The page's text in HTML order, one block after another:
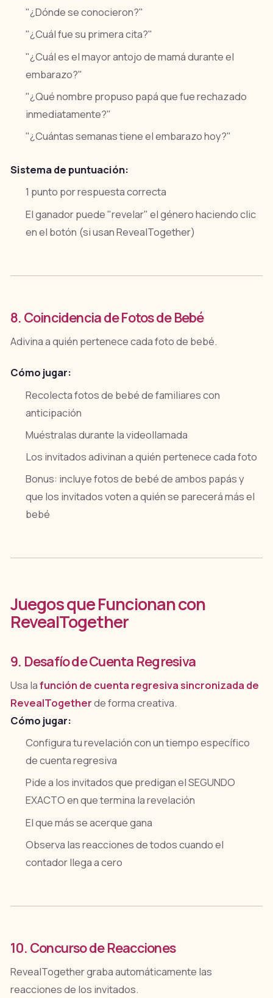
"¿Dónde se conocieron?"
"¿Cuál fue su primera cita?"
"¿Cuál es el mayor antojo de mamá durante el
embarazo?"
"¿Qué nombre propuso papá que fue rechazado
inmediatamente?"
"¿Cuántas semanas tiene el embarazo hoy?"
Sistema de puntuación:
1 punto por respuesta correcta
El ganador puede "revelar" el género haciendo clic
en el botón (si usan RevealTogether)
8. Coincidencia de Fotos de Bebé
Adivina a quién pertenece cada foto de bebé.
Cómo jugar:
Recolecta fotos de bebé de familiares con
anticipación
Muéstralas durante la videollamada
Los invitados adivinan a quién pertenece cada foto
Bonus: incluye fotos de bebé de ambos papás y
que los invitados voten a quién se parecerá más el
bebé
Juegos que Funcionan con
RevealTogether
9. Desafío de Cuenta Regresiva
Usa lafunción de cuenta regresiva sincronizada de
RevealTogetherde forma creativa.
Cómo jugar:
Configura tu revelación con un tiempo específico
de cuenta regresiva
Pide a los invitados que predigan el SEGUNDO
EXACTO en que termina la revelación
El que más se acerque gana
Observa las reacciones de todos cuando el
contador llega a cero
10. Concurso de Reacciones
RevealTogether graba automáticamente las
reacciones de los invitados.